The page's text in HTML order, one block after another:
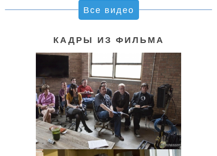
Все видео
КАДРЫ ИЗ ФИЛЬМА